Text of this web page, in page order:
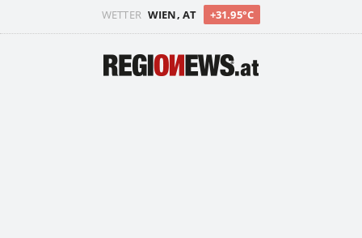
WETTER WIEN, AT +31.95°C